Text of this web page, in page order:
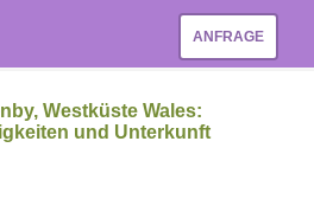
ANFRAGE
Westküste Wales:
und Unterkunft